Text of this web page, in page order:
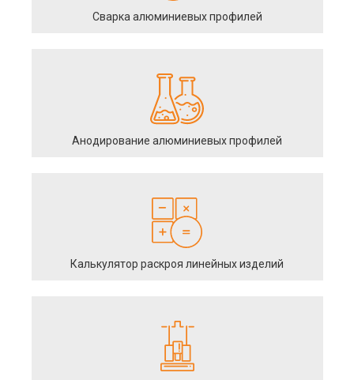
Сварка алюминиевых профилей
Анодирование алюминиевых профилей
Калькулятор раскроя линейных изделий